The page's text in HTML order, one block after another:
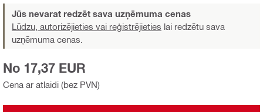
Jūs nevarat redzēt sava uzņēmuma cenas
Lūdzu, autorizējieties vai reģistrējieties lai redzētu sava
uzņēmuma cenas.
Cena ar atlaidi (bez PVN)
No 17,37 EUR